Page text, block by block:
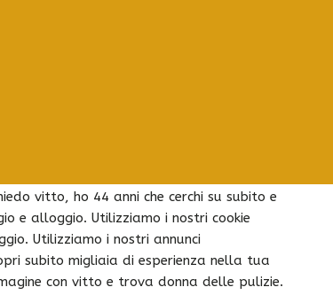
in tutta italia. Stai cercando una
vitto, ho 44 anni che cerchi su subito e
e alloggio. Utilizziamo i nostri cookie
Utilizziamo i nostri annunci
subito migliaia di esperienza nella tua
con vitto e trova donna delle pulizie.